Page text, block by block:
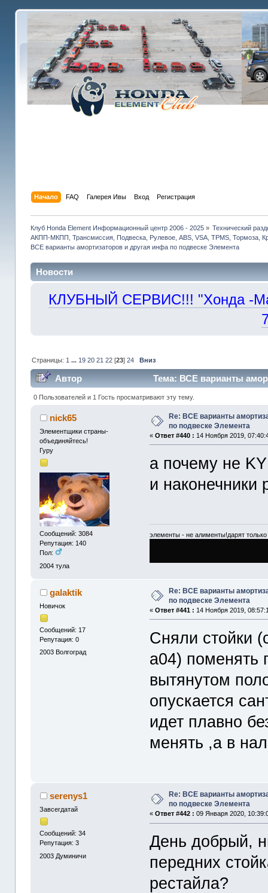
Начало FAQ Галерея Ивы Вход Регистрация
Клуб Honda Element Информационный центр 2006 - 2025» Технический
АКПП-МКПП, Трансмиссия, Подвеска, Рулевое, ABS, VSA, TPMS, Тормоза,
ВСЕ варианты амортизаторов и другая инфа по подвеске Элемента
Новости
КЛУБНЫЙ СЕРВИС!!! "Хонда -
Страницы: 1 ... 19 20 21 22[23] 24 Вниз
Автор
Тема: ВСЕ варианты
330606 раз)
0 Пользователей и 1 Гость просматривают эту тему.
nick65
Элементщики страны-
объединяйтесь!
Гуру
Сообщений: 3084
Репутация: 140
Пол:
2004 тула
Re: ВСЕ варианты
по подвеске Элемента
«Ответ #440 : 14 Ноября 2019,
а почему не
и наконечники
элементы - не алименты!дарят только
galaktik
Новичок
Сообщений: 17
Репутация: 0
2003 Волгоград
Re: ВСЕ варианты
по подвеске Элемента
«Ответ #441 : 14 Ноября 2019,
Сняли стойки
a04) поменять
вытянутом
опускается
идет плавно
менять ,а в
serenys1
Завсегдатай
Сообщений: 34
Репутация: 3
2003 Думиничи
Re: ВСЕ варианты
по подвеске Элемента
«Ответ #442 : 09 Января 2020,
День добрый,
передних
рестайла?